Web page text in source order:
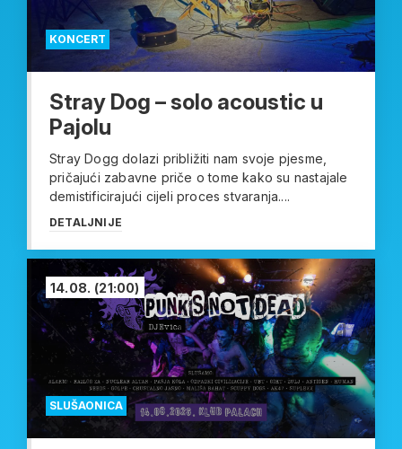
KONCERT
Stray Dog – solo acoustic u
Pajolu
Stray Dogg dolazi približiti nam svoje pjesme,
pričajući zabavne priče o tome kako su nastajale
demistificirajući cijeli proces stvaranja....
DETALJNIJE
SLUŠAONICA
14.08. (21:00)